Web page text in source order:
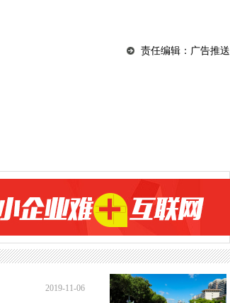
责任编辑：广告推送
2019-11-06